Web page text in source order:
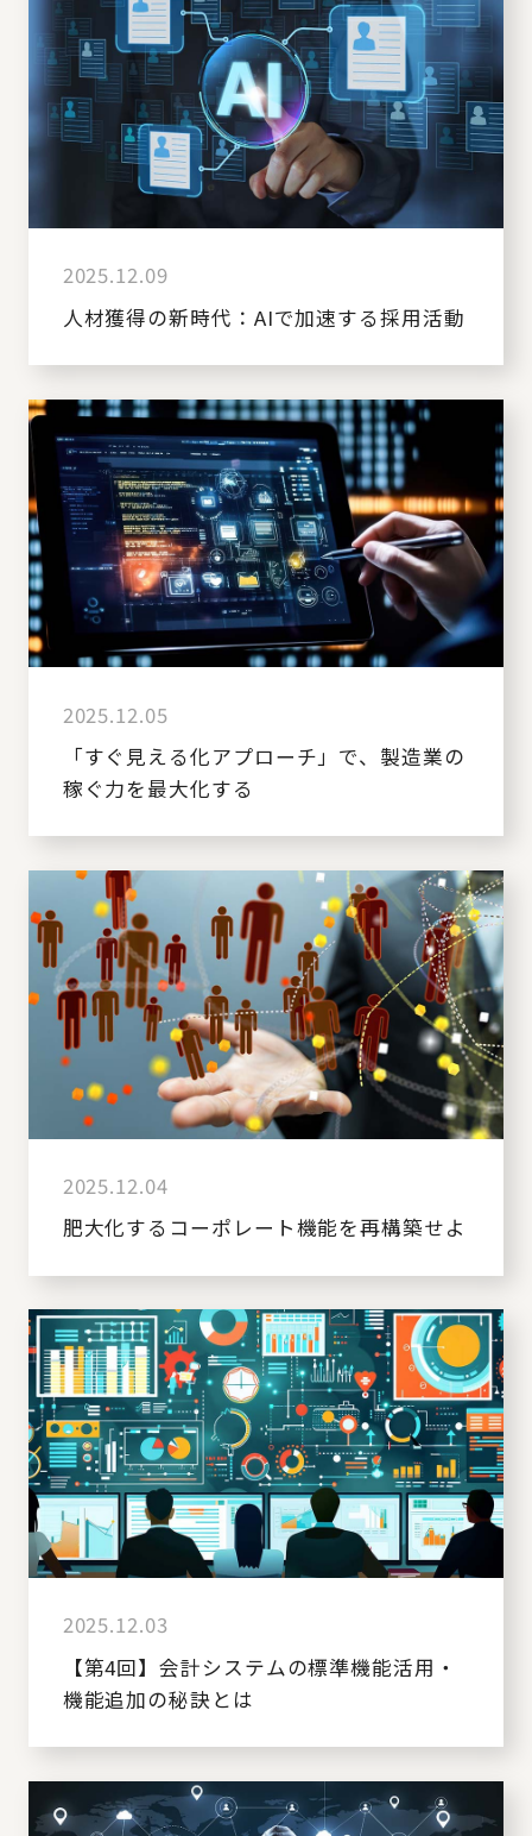
2025.12.09
人材獲得の新時代：AIで加速する採用活動
2025.12.05
「すぐ見える化アプローチ」で、製造業の
稼ぐ力を最大化する
2025.12.04
肥大化するコーポレート機能を再構築せよ
2025.12.03
【第4回】会計システムの標準機能活用・
機能追加の秘訣とは